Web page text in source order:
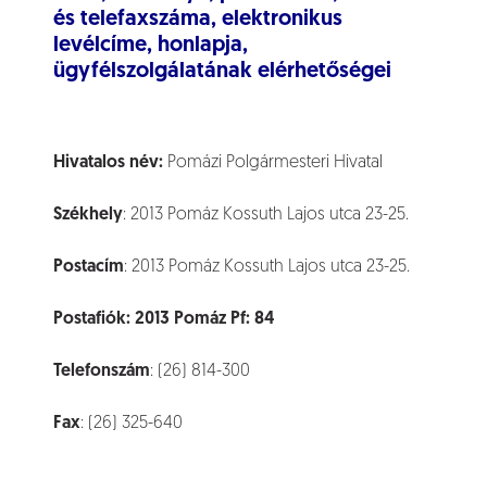
és telefaxszáma, elektronikus
levélcíme, honlapja,
ügyfélszolgálatának elérhetőségei
Hivatalos név: Pomázi Polgármesteri Hivatal
Székhely: 2013 Pomáz Kossuth Lajos utca 23-25.
Postacím: 2013 Pomáz Kossuth Lajos utca 23-25.
Postafiók:2013 Pomáz Pf: 84
Telefonszám: (26) 814-300
Fax: (26) 325-640